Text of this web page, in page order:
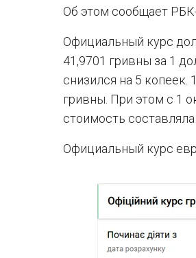
Об этом сообщает
Официальный курс
41,9701 гривны за 1
снизился на 5 копеек.
гривны. При этом с 1
стоимость
Официальный курс